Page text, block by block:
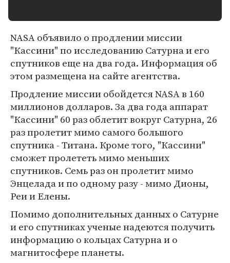
NASA объявило о продлении миссии
"Кассини" по исследованию Сатурна и его
спутников еще на два года. Информация об
этом размещена на сайте агентства.
Продление миссии обойдется NASA в 160
миллионов долларов. За два года аппарат
"Кассини" 60 раз облетит вокруг Сатурна, 26
раз пролетит мимо самого большого
спутника - Титана. Кроме того, "Кассини"
сможет пролететь мимо меньших
спутников. Семь раз он пролетит мимо
Энцелада и по одному разу - мимо Дионы,
Реи и Елены.
Помимо дополнительных данных о Сатурне
и его спутниках ученые надеются получить
информацию о кольцах Сатурна и о
магнитосфере планеты.